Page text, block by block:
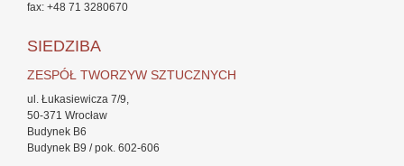
fax: +48 71 3280670
SIEDZIBA
ZESPÓŁ TWORZYW SZTUCZNYCH
ul. Łukasiewicza 7/9,
50-371 Wrocław
Budynek B6
Budynek B9 / pok. 602-606